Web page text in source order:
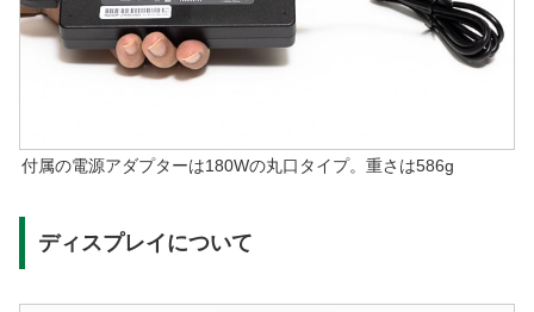
付属の電源アダプターは180Wの丸口タイプ。重さは586g
ディスプレイについて